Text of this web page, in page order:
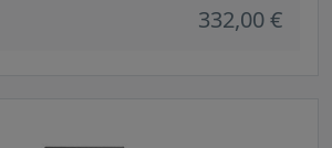
332,00 €